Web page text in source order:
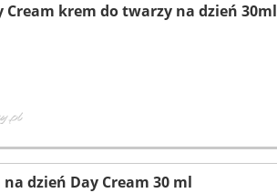
Cream krem do twarzy na dzień 30ml
dzień Day Cream 30 ml